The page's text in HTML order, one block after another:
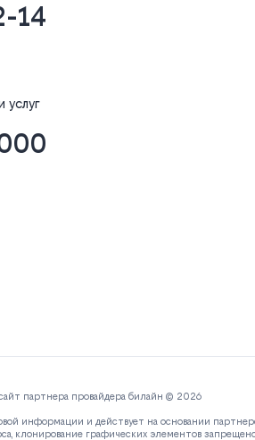
14
услуг
партнера провайдера билайн © 2026
информации и действует на основании
клонирование графических элементов